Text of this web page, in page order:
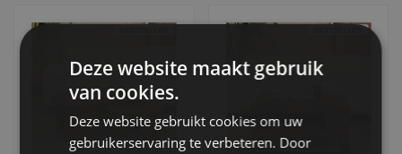
Deze website maakt gebruik
van cookies.
Deze website gebruikt cookies om uw
gebruikerservaring te verbeteren. Door